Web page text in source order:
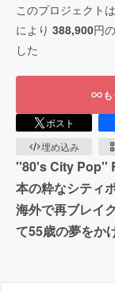
このプロジェクトは
により 388,900円
した
ポスト
埋め込み
''80's City Pop''
本の粋なシティ
海外で再ブレイ
て55歳の夢をか